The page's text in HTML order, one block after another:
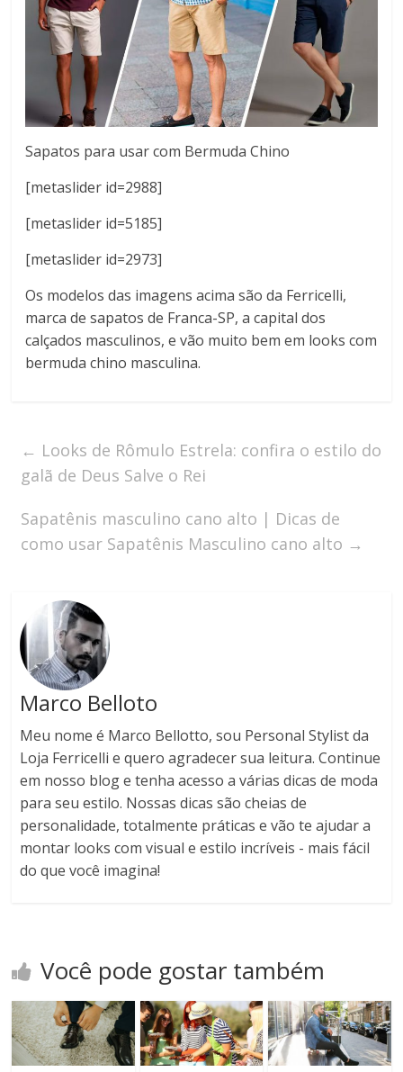
Sapatos para usar com Bermuda Chino
[metaslider id=2988]
[metaslider id=5185]
[metaslider id=2973]
Os modelos das imagens acima são da Ferricelli,
marca de sapatos de Franca-SP, a capital dos
calçados masculinos, e vão muito bem em looks com
bermuda chino masculina.
← Looks de Rômulo Estrela: confira o estilo do
galã de Deus Salve o Rei
Sapatênis masculino cano alto | Dicas de
como usar Sapatênis Masculino cano alto →
Marco Belloto
Meu nome é Marco Bellotto, sou Personal Stylist da
Loja Ferricelli e quero agradecer sua leitura. Continue
em nosso blog e tenha acesso a várias dicas de moda
para seu estilo. Nossas dicas são cheias de
personalidade, totalmente práticas e vão te ajudar a
montar looks com visual e estilo incríveis - mais fácil
do que você imagina!
Você pode gostar também